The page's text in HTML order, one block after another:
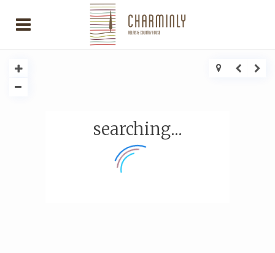
searching...